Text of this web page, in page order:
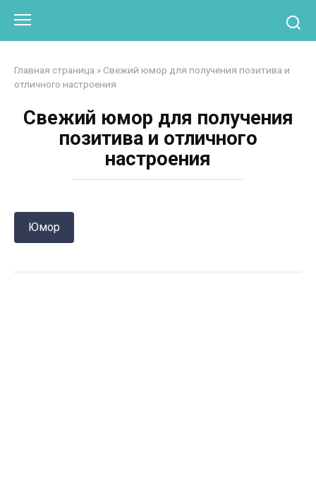
контенту
Главная страница » Свежий юмор для получения позитива и
отличного настроения
Свежий юмор для получения
позитива и отличного
настроения
Юмор